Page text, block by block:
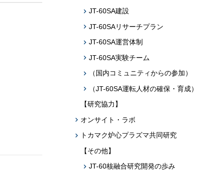
JT-60SA建設
JT-60SAリサーチプラン
JT-60SA運営体制
JT-60SA実験チーム
（国内コミュニティからの参加）
（JT-60SA運転人材の確保・育成）
【研究協力】
オンサイト・ラボ
トカマク炉心プラズマ共同研究
【その他】
JT-60核融合研究開発の歩み